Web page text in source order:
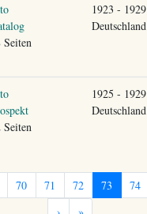
Seiten
1923 - 1929
Deutschland
Seiten
1925 - 1929
Deutschland
70 71 72 73 74
›
»